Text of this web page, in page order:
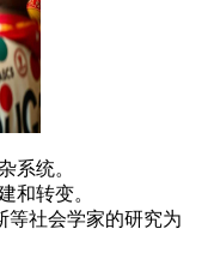
系统。
和转变。
等社会学家的研究为